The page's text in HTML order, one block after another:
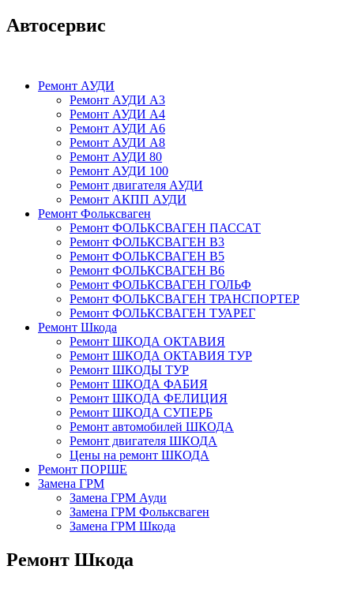
Автосервис
Ремонт АУДИ
Ремонт АУДИ А3
Ремонт АУДИ А4
Ремонт АУДИ А6
Ремонт АУДИ А8
Ремонт АУДИ 80
Ремонт АУДИ 100
Ремонт двигателя АУДИ
Ремонт АКПП АУДИ
Ремонт Фольксваген
Ремонт ФОЛЬКСВАГЕН ПАССАТ
Ремонт ФОЛЬКСВАГЕН В3
Ремонт ФОЛЬКСВАГЕН В5
Ремонт ФОЛЬКСВАГЕН В6
Ремонт ФОЛЬКСВАГЕН ГОЛЬФ
Ремонт ФОЛЬКСВАГЕН ТРАНСПОРТЕР
Ремонт ФОЛЬКСВАГЕН ТУАРЕГ
Ремонт Шкода
Ремонт ШКОДА ОКТАВИЯ
Ремонт ШКОДА ОКТАВИЯ ТУР
Ремонт ШКОДЫ ТУР
Ремонт ШКОДА ФАБИЯ
Ремонт ШКОДА ФЕЛИЦИЯ
Ремонт ШКОДА СУПЕРБ
Ремонт автомобилей ШКОДА
Ремонт двигателя ШКОДА
Цены на ремонт ШКОДА
Ремонт ПОРШЕ
Замена ГРМ
Замена ГРМ Ауди
Замена ГРМ Фольксваген
Замена ГРМ Шкода
Ремонт Шкода